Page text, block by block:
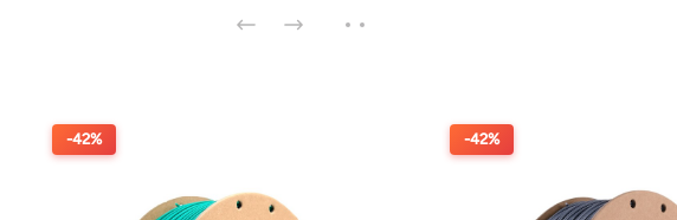
-42% -42%